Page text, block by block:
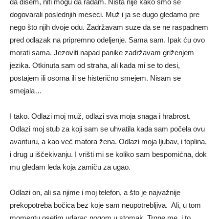
da dišem, niti mogu da rađam. Ništa nije kako smo se
dogovarali poslednjih meseci. Muž i ja se dugo gledamo pre
nego što njih dvoje odu. Zadržavam suze da se ne raspadnem
pred odlazak na pripremno odeljenje. Sama sam. Ipak ću ovo
morati sama. Jezoviti napad panike zadržavam griženjem
jezika. Otkinuta sam od straha, ali kada mi se to desi,
postajem ili osorna ili se histerično smejem. Nisam se
smejala…
I tako. Odlazi moj muž, odlazi sva moja snaga i hrabrost.
Odlazi moj stub za koji sam se uhvatila kada sam počela ovu
avanturu, a kao već matora žena. Odlazi moja ljubav, i toplina,
i drug u iščekivanju. I vrišti mi se koliko sam bespomićna, dok
mu gledam leđa koja zamiču za ugao.
Odlazi on, ali sa njime i moj telefon, a što je najvažnije
prekopotreba bočica bez koje sam neupotrebljiva. Ali, u tom